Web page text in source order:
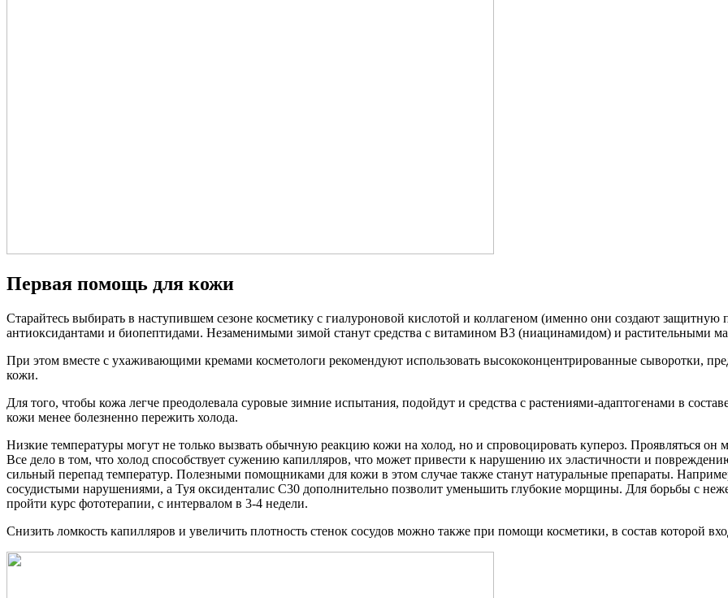
Первая помощь для кожи
Старайтесь выбирать в наступившем сезоне косметику с гиалуроновой кислотой и коллагеном (именно они создают защитную
антиоксидантами и биопептидами. Незаменимыми зимой станут средства с витамином B3 (ниацинамидом) и растительными
При этом вместе с ухаживающими кремами косметологи рекомендуют использовать высококонцентрированные сыворотки,
кожи.
Для того, чтобы кожа легче преодолевала суровые зимние испытания, подойдут и средства с растениями-адаптогенами в
кожи менее болезненно пережить холода.
Низкие температуры могут не только вызвать обычную реакцию кожи на холод, но и спровоцировать купероз. Проявляться он
Все дело в том, что холод способствует сужению капилляров, что может привести к нарушению их эластичности и
сильный перепад температур. Полезными помощниками для кожи в этом случае также станут натуральные препараты.
сосудистыми нарушениями, а Туя оксиденталис C30 дополнительно позволит уменьшить глубокие морщины. Для борьбы с
пройти курс фототерапии, с интервалом в 3-4 недели.
Снизить ломкость капилляров и увеличить плотность стенок сосудов можно также при помощи косметики, в состав которой